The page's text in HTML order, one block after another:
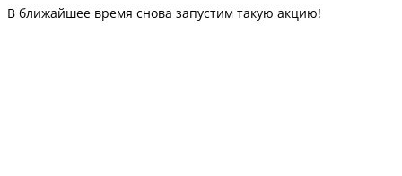
В ближайшее время снова запустим такую акцию!